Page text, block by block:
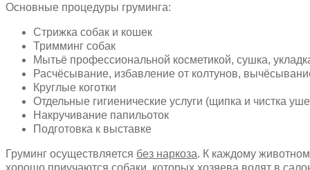
Основные процедуры груминга:
Стрижка собак и кошек
Тримминг собак
Мытьё профессиональной косметикой, сушка,
Расчёсывание, избавление от колтунов,
Круглые коготки
Отдельные гигиенические услуги (щипка и чистка
Накручивание папильоток
Подготовка к выставке
Груминг осуществляется без наркоза. К каждому
хорошо приучаются собаки, которых хозяева водят в